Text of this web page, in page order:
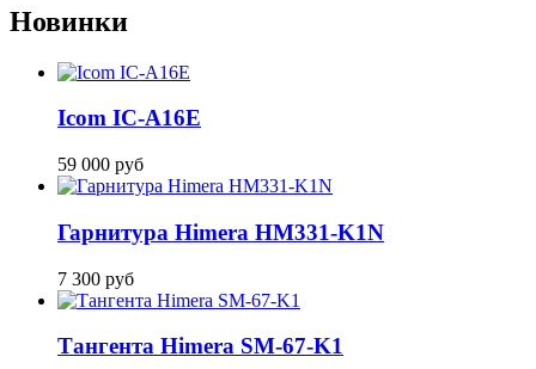
Новинки
Icom IC-A16E
59 000 руб
Гарнитура Himera HM331-K1N
7 300 руб
Тангента Himera SM-67-K1